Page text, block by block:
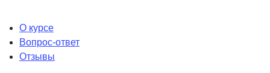
О курсе
Вопрос-ответ
Отзывы